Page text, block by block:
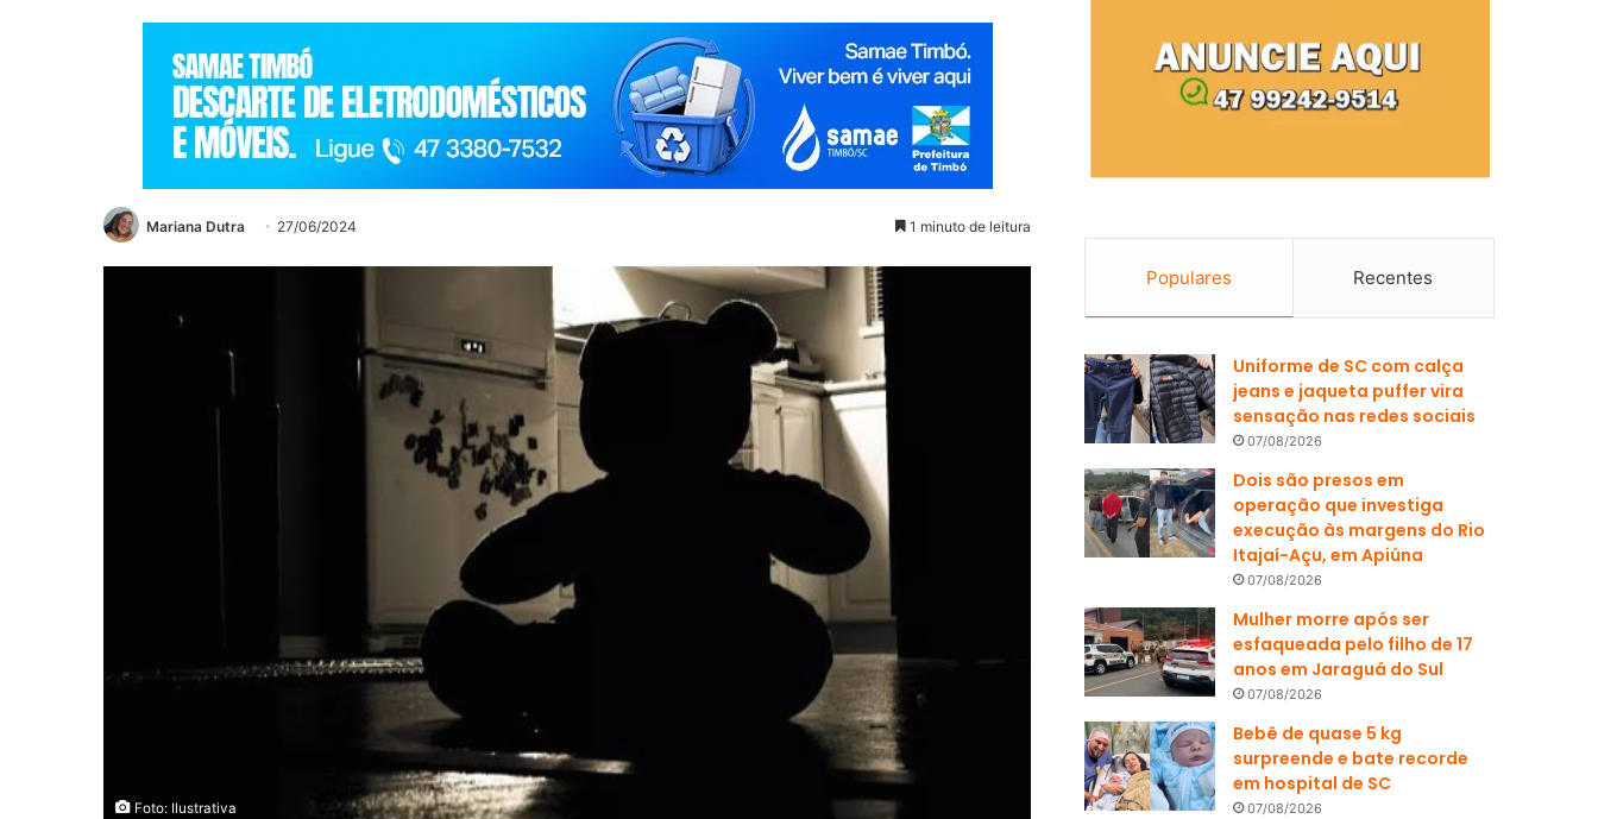
Mariana Dutra 27/06/2024 1 minuto de leitura
Foto: Ilustrativa
Populares Recentes
Uniforme de SC com calça
jeans e jaqueta puffer vira
sensação nas redes sociais
07/08/2026
Dois são presos em
operação que investiga
execução às margens do Rio
Itajaí-Açu, em Apiúna
07/08/2026
Mulher morre após ser
esfaqueada pelo filho de 17
anos em Jaraguá do Sul
07/08/2026
Bebê de quase 5 kg
surpreende e bate recorde
em hospital de SC
07/08/2026